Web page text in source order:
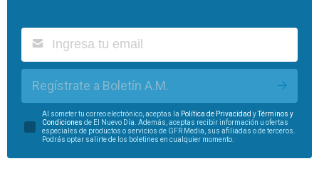
Regístrate a Boletín A.M.
Al someter tu correo electrónico, aceptas la Política de Privacidad yTérminos y
Condiciones de El Nuevo Día. Además, aceptas recibir información u ofertas
especiales de productos o servicios de GFR Media, sus afiliadas o de terceros.
Podrás optar salirte de los boletines en cualquier momento.